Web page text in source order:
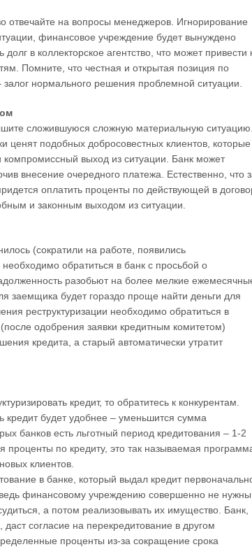
отвечайте на вопросы менеджеров. Игнорирование
финансовое учреждение будет вынуждено
в коллекторское агентство, что может привести
Помните, что честная и открытая позиция по
нормального решения проблемной ситуации.
сложившуюся сложную материальную ситуацию.
ценят подобных добросовестных клиентов, которые
компромиссный выход из ситуации. Банк может
внесение очередного платежа. Естественно, что
оплатить проценты по действующей в
и законным выходом из ситуации.
(сократили на работе, появились
обратиться в банк с просьбой о
разобьют на более мелкие
заемщика будет гораздо проще найти деньги для
реструктуризации необходимо обратиться в
одобрения заявки кредитным комитетом)
кредита, а старый автоматически утратит
кредит, то обратитесь к конкурентам.
кредит будет удобнее – уменьшится сумма
банков есть льготный период кредитования – 1-2
проценты по кредиту, это так называемая
клиентов.
в банке, который выдал кредит
ведь финансовому учреждению совершенно не нужны
а потом реализовывать их имущество. Банк,
согласие на перекредитование в другом
проценты из-за сокращение срока